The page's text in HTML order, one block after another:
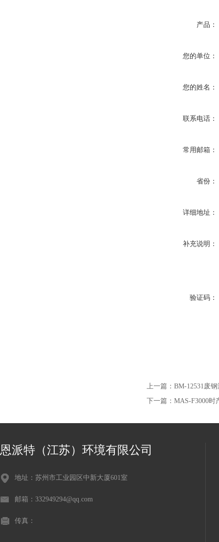
产品：
您的单位：
您的姓名：
联系电话：
常用邮箱：
省份：
详细地址：
补充说明：
验证码：
上一篇： BM-12531废
下一篇： MAS-F3000时
恩派特（江苏）环境有限公司
地址：苏州市工业园区中新大厦601室
邮箱：332949294@qq.com
传真：